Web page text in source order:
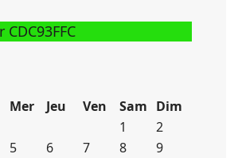
Mer Jeu Ven Sam Dim
1
2
5 6 7 8
9